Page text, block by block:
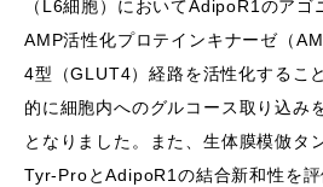
（L6細胞）においてAdipoR1のアゴ
AMP活性化プロテインキナーゼ（
4型（GLUT4）経路を活性化するこ
的に細胞内へのグルコース取り込み
となりました。また、生体膜模倣タ
Tyr-ProとAdipoR1の結合新和性を